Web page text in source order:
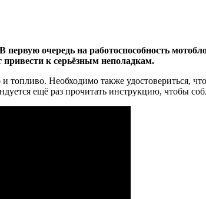
очередь на работоспособность
к серьёзным неполадкам.
топливо. Необходимо также удостовериться,
ещё раз прочитать инструкцию, чтобы